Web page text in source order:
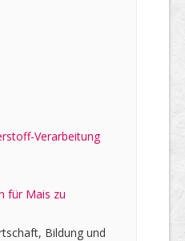
Verarbeitung
für Mais zu
Bildung und